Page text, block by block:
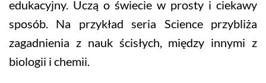
edukacyjny. Uczą o świecie w prosty i ciekawy
sposób. Na przykład seria Science przybliża
zagadnienia z nauk ścisłych, między innymi z
biologii i chemii.